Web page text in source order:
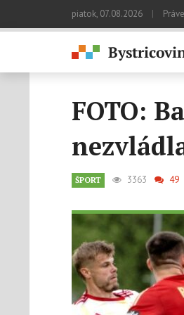
piatok, 07.08.2026 |
FOTO:
ŠPORT 3363 49